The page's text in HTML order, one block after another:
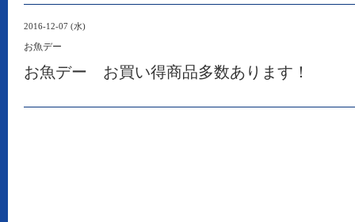
2016-12-07 (水)
お魚デー
お魚デー お買い得商品多数あります！